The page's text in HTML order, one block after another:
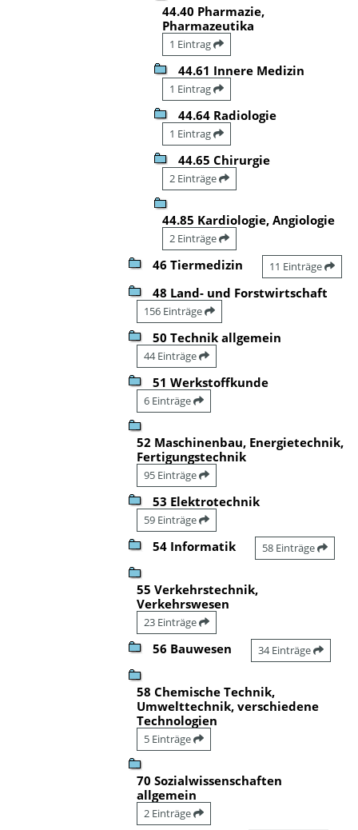
44.40 Pharmazie,
Pharmazeutika
1 Eintrag
44.61 Innere Medizin
1 Eintrag
44.64 Radiologie
1 Eintrag
44.65 Chirurgie
2 Einträge
44.85 Kardiologie, Angiologie
2 Einträge
46 Tiermedizin 11 Einträge
48 Land- und Forstwirtschaft
156 Einträge
50 Technik allgemein
44 Einträge
51 Werkstoffkunde
6 Einträge
52 Maschinenbau, Energietechnik,
Fertigungstechnik
95 Einträge
53 Elektrotechnik
59 Einträge
54 Informatik 58 Einträge
55 Verkehrstechnik,
Verkehrswesen
23 Einträge
56 Bauwesen 34 Einträge
58 Chemische Technik,
Umwelttechnik, verschiedene
Technologien
5 Einträge
70 Sozialwissenschaften
allgemein
2 Einträge